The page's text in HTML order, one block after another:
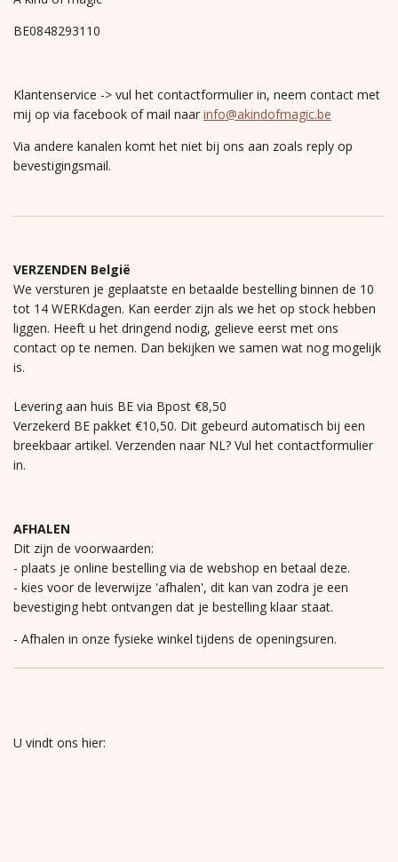
BE0848293110
Klantenservice -> vul het contactformulier in, neem contact met
mij op via facebook of mail naar info@akindofmagic.be
Via andere kanalen komt het niet bij ons aan zoals reply op
bevestigingsmail.
VERZENDEN België
We versturen je geplaatste en betaalde bestelling binnen de 10
tot 14 WERKdagen. Kan eerder zijn als we het op stock hebben
liggen. Heeft u het dringend nodig, gelieve eerst met ons
contact op te nemen. Dan bekijken we samen wat nog mogelijk
is.
Levering aan huis BE via Bpost €8,50
Verzekerd BE pakket €10,50. Dit gebeurd automatisch bij een
breekbaar artikel. Verzenden naar NL? Vul het contactformulier
in.
AFHALEN
Dit zijn de voorwaarden:
- plaats je online bestelling via de webshop en betaal deze.
- kies voor de leverwijze 'afhalen', dit kan van zodra je een
bevestiging hebt ontvangen dat je bestelling klaar staat.
- Afhalen in onze fysieke winkel tijdens de openingsuren.
U vindt ons hier: